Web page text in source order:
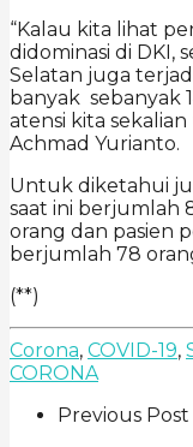
“Kalau kita lihat
didominasi di DKI,
Selatan juga
banyak sebanyak
atensi kita
Achmad Yurianto.
Untuk diketahui
saat ini berjumlah
orang dan pasien
berjumlah 78
(**)
Corona, COVID-19,
CORONA
Previous Post